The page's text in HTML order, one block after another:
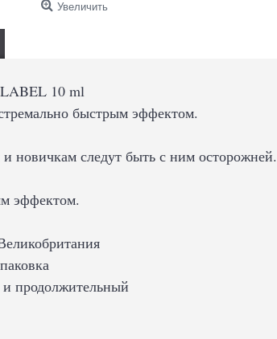
Увеличить
10 ml
быстрым эффектом.
новичкам следут быть с ним осторожней.
эффектом.
продолжительный